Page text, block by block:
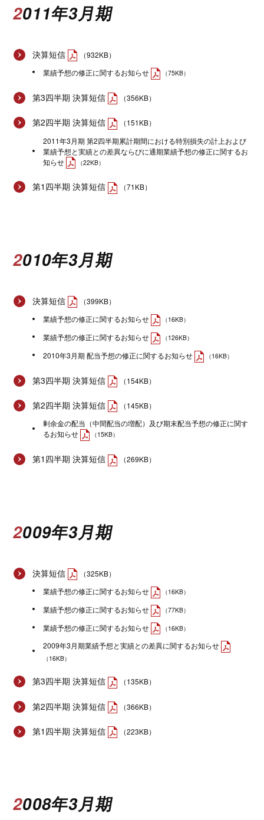
2011年3月期
決算短信
（932KB）
業績予想の修正に関するお知らせ
（75KB）
第3四半期 決算短信 （356KB）
第2四半期 決算短信
（151KB）
2011年3月期 第2四半期累計期間における特別損失の計上および
業績予想と実績との差異ならびに通期業績予想の修正に関するお
知らせ
（22KB）
第1四半期 決算短信 （71KB）
2010年3月期
決算短信
（399KB）
業績予想の修正に関するお知らせ
（16KB）
業績予想の修正に関するお知らせ （126KB）
2010年3月期 配当予想の修正に関するお知らせ （16KB）
第3四半期 決算短信 （154KB）
第2四半期 決算短信
（145KB）
剰余金の配当（中間配当の増配）及び期末配当予想の修正に関す
るお知らせ
（15KB）
第1四半期 決算短信 （269KB）
2009年3月期
決算短信
（325KB）
業績予想の修正に関するお知らせ
（16KB）
業績予想の修正に関するお知らせ （77KB）
業績予想の修正に関するお知らせ （16KB）
2009年3月期業績予想と実績との差異に関するお知らせ
（16KB）
第3四半期 決算短信 （135KB）
第2四半期 決算短信 （366KB）
第1四半期 決算短信 （223KB）
2008年3月期